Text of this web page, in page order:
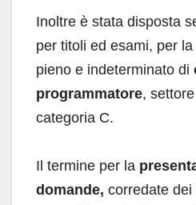
Inoltre è stata disposta
per titoli ed esami, per
pieno e indeterminato di
programmatore,
categoria C.
Il termine per la
domande, corredate dei